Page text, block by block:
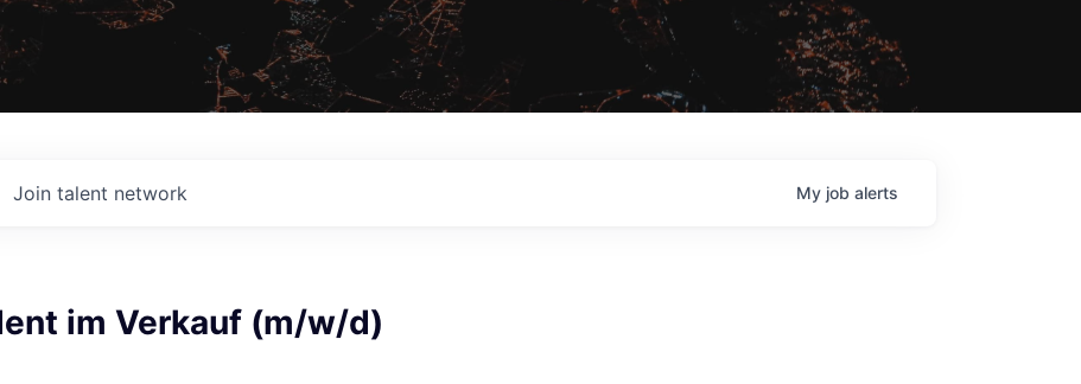
Join talent network My job alerts
im Verkauf (m/w/d)